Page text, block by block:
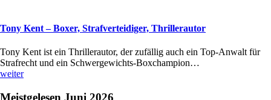
Tony Kent – Boxer, Strafverteidiger, Thrillerautor
Tony Kent ist ein Thrillerautor, der zufällig auch ein Top-Anwalt für
Strafrecht und ein Schwergewichts-Boxchampion…
weiter
Meistgelesen Juni 2026